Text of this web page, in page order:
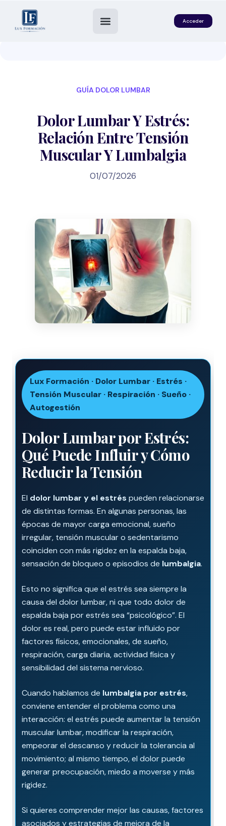
Acceder
GUÍA DOLOR LUMBAR
Dolor Lumbar Y Estrés:
Relación Entre Tensión
Muscular Y Lumbalgia
01/07/2026
Lux Formación · Dolor Lumbar · Estrés ·
Tensión Muscular · Respiración · Sueño ·
Autogestión
Dolor Lumbar por Estrés:
Qué Puede Influir y Cómo
Reducir la Tensión
El dolor lumbar y el estrés pueden relacionarse
de distintas formas. En algunas personas, las
épocas de mayor carga emocional, sueño
irregular, tensión muscular o sedentarismo
coinciden con más rigidez en la espalda baja,
sensación de bloqueo o episodios de lumbalgia.
Esto no significa que el estrés sea siempre la
causa del dolor lumbar, ni que todo dolor de
espalda baja por estrés sea “psicológico”. El
dolor es real, pero puede estar influido por
factores físicos, emocionales, de sueño,
respiración, carga diaria, actividad física y
sensibilidad del sistema nervioso.
Cuando hablamos de lumbalgia por estrés,
conviene entender el problema como una
interacción: el estrés puede aumentar la tensión
muscular lumbar, modificar la respiración,
empeorar el descanso y reducir la tolerancia al
movimiento; al mismo tiempo, el dolor puede
generar preocupación, miedo a moverse y más
rigidez.
Si quieres comprender mejor las causas, factores
asociados y estrategias de mejora de la